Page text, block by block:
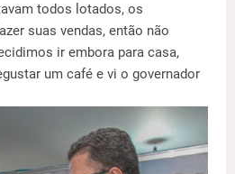
todos lotados, os
suas vendas, então não
ir embora para casa,
um café e vi o governador